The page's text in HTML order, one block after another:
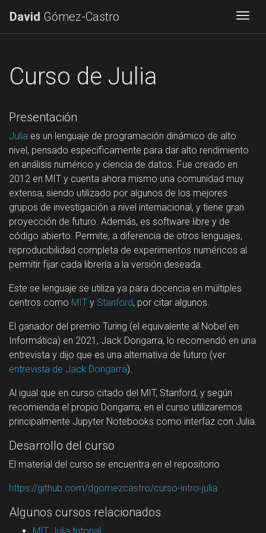
David Gómez-Castro
Curso de Julia
Presentación
Julia es un lenguaje de programación dinámico de alto
nivel, pensado específicamente para dar alto rendimiento
en análisis numérico y ciencia de datos. Fue creado en
2012 en MIT y cuenta ahora mismo una comunidad muy
extensa, siendo utilizado por algunos de los mejores
grupos de investigación a nivel internacional, y tiene gran
proyección de futuro. Además, es software libre y de
código abierto. Permite, a diferencia de otros lenguajes,
reproducibilidad completa de experimentos numéricos al
permitir fijar cada librería a la versión deseada.
Este se lenguaje se utiliza ya para docencia en múltiples
centros como MIT y Stanford, por citar algunos.
El ganador del premio Turing (el equivalente al Nobel en
Informática) en 2021, Jack Dongarra, lo recomendó en una
entrevista y dijo que es una alternativa de futuro (ver
entrevista de Jack Dongarra).
Al igual que en curso citado del MIT, Stanford, y según
recomienda el propio Dongarra; en el curso utilizaremos
principalmente Jupyter Notebooks como interfaz con Julia.
Desarrollo del curso
El material del curso se encuentra en el repositorio
https://github.com/dgomezcastro/curso-intro-julia
Algunos cursos relacionados